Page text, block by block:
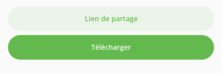
Lien de partage
Télécharger